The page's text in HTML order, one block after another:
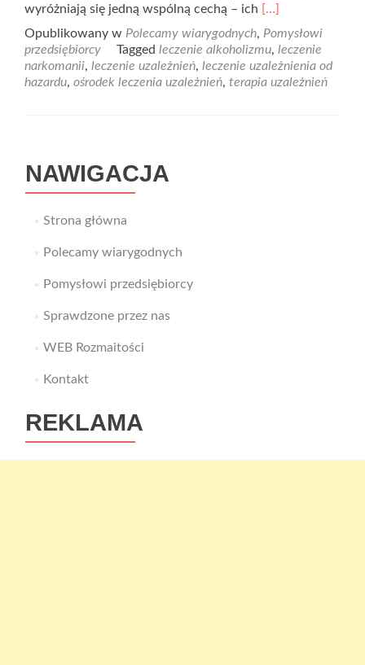
wyróżniają się jedną wspólną cechą – ich Read
about
Najlepszy
ośrodek
terapii
[…]
Opublikowany w Polecamy wiarygodnych, Pomysłowi
przedsiębiorcy
Tagged leczenie alkoholizmu, leczenie
narkomanii, leczenie uzależnień, leczenie uzależnienia od
hazardu, ośrodek leczenia uzależnień, terapia uzależnień
NAWIGACJA
Strona główna
Polecamy wiarygodnych
Pomysłowi przedsiębiorcy
Sprawdzone przez nas
WEB Rozmaitości
Kontakt
REKLAMA